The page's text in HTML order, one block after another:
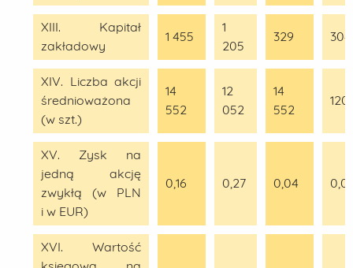
XIII. Kapitał
zakładowy
1 455
1
205
329 304
XIV. Liczba akcji
średnioważona
(w szt.)
14
552
12
052
14
552
XV. Zysk na
jedną akcję
zwykłą (w PLN
i w EUR)
0,16 0,27 0,04
XVI. Wartość